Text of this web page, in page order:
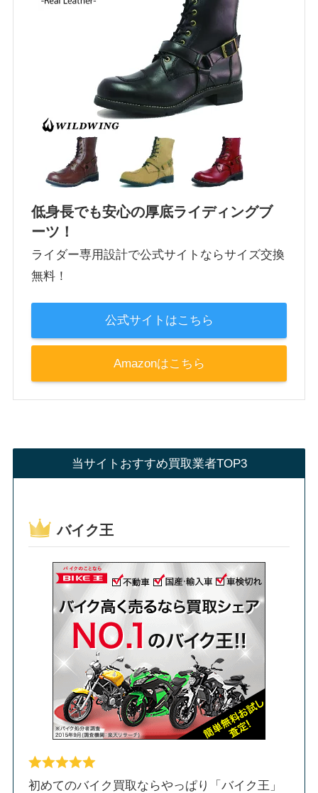
低身長でも安心の厚底ライディングブ
ーツ！
ライダー専用設計で公式サイトならサイズ交換
無料！
公式サイトはこちら
Amazonはこちら
当サイトおすすめ買取業者TOP3
バイク王
初めてのバイク買取ならやっぱり「バイク王」